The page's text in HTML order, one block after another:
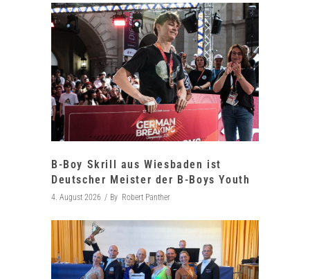
B-Boy Skrill aus Wiesbaden ist
Deutscher Meister der B-Boys Youth
4. August 2026 By Robert Panther